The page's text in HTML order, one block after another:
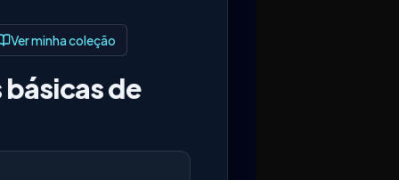
Ver minha coleção
de